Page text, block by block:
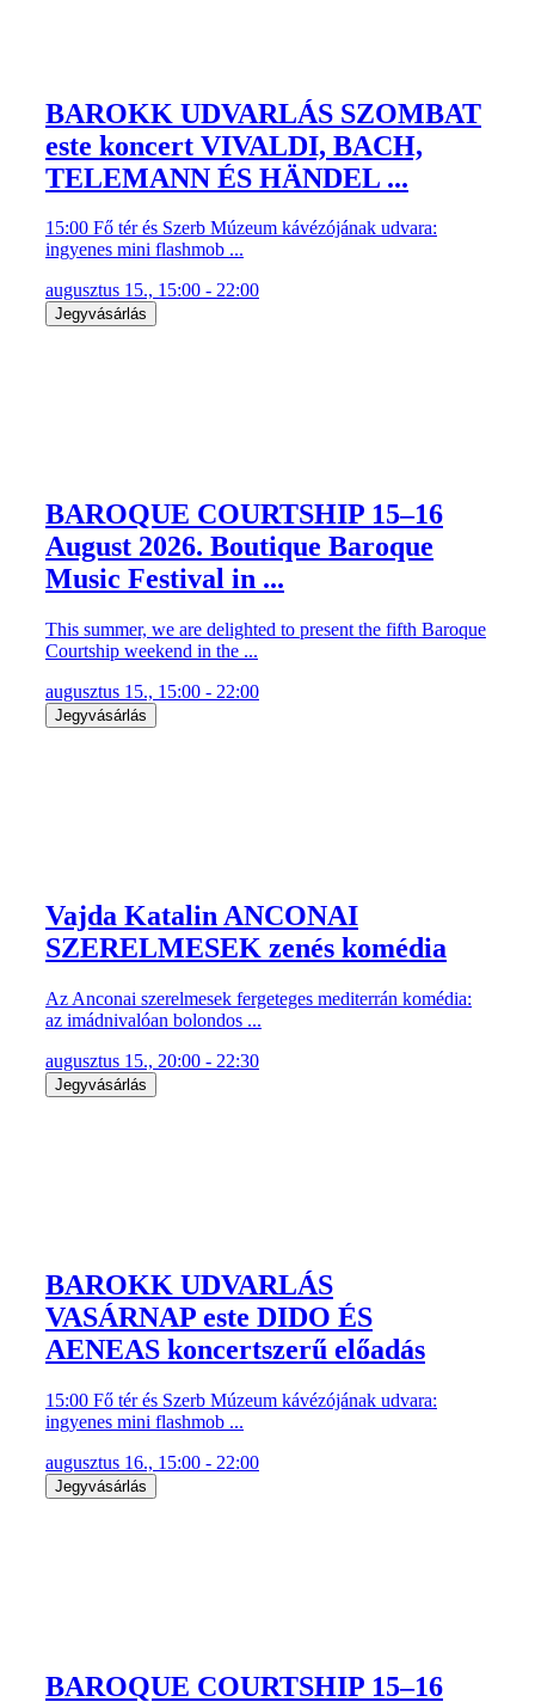
BAROKK UDVARLÁS SZOMBAT
este koncert VIVALDI, BACH,
TELEMANN ÉS HÄNDEL ...
15:00 Fő tér és Szerb Múzeum kávézójának udvara:
ingyenes mini flashmob ...
augusztus 15., 15:00 - 22:00
Jegyvásárlás
BAROQUE COURTSHIP 15–16
August 2026. Boutique Baroque
Music Festival in ...
This summer, we are delighted to present the fifth Baroque
Courtship weekend in the ...
augusztus 15., 15:00 - 22:00
Jegyvásárlás
Vajda Katalin ANCONAI
SZERELMESEK zenés komédia
Az Anconai szerelmesek fergeteges mediterrán komédia:
az imádnivalóan bolondos ...
augusztus 15., 20:00 - 22:30
Jegyvásárlás
BAROKK UDVARLÁS
VASÁRNAP este DIDO ÉS
AENEAS koncertszerű előadás
15:00 Fő tér és Szerb Múzeum kávézójának udvara:
ingyenes mini flashmob ...
augusztus 16., 15:00 - 22:00
Jegyvásárlás
BAROQUE COURTSHIP 15–16